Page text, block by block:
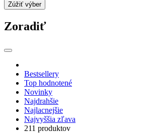
Zúžiť výber
Zoradiť
Bestsellery
Top hodnotené
Novinky
Najdrahšie
Najlacnejšie
Najvyššia zľava
211 produktov